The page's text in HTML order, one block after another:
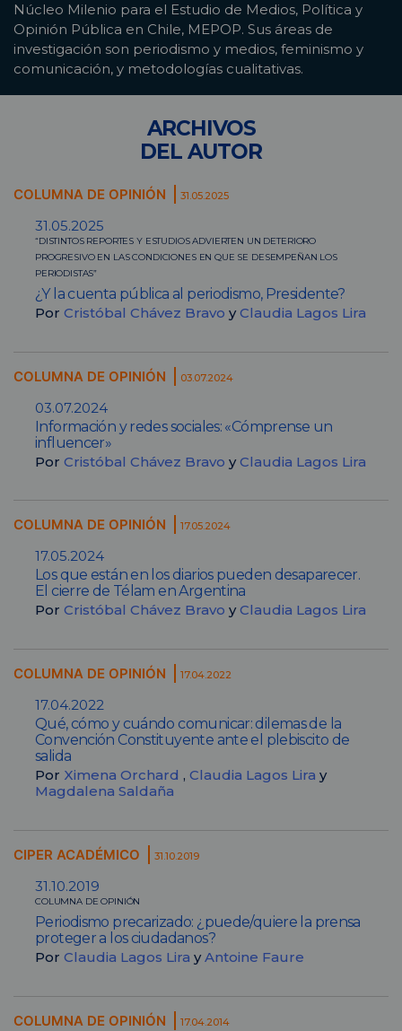
Núcleo Milenio para el Estudio de Medios, Política y
Opinión Pública en Chile, MEPOP. Sus áreas de
investigación son periodismo y medios, feminismo y
comunicación, y metodologías cualitativas.
ARCHIVOS
DEL AUTOR
COLUMNA DE OPINIÓN 31.05.2025
31.05.2025
“DISTINTOS REPORTES Y ESTUDIOS ADVIERTEN UN DETERIORO
PROGRESIVO EN LAS CONDICIONES EN QUE SE DESEMPEÑAN LOS
PERIODISTAS”
¿Y la cuenta pública al periodismo, Presidente?
Por Cristóbal Chávez Bravo yClaudia Lagos Lira
COLUMNA DE OPINIÓN 03.07.2024
03.07.2024
Información y redes sociales: «Cómprense un
influencer»
Por Cristóbal Chávez Bravo yClaudia Lagos Lira
COLUMNA DE OPINIÓN 17.05.2024
17.05.2024
Los que están en los diarios pueden desaparecer.
El cierre de Télam en Argentina
Por Cristóbal Chávez Bravo yClaudia Lagos Lira
COLUMNA DE OPINIÓN 17.04.2022
17.04.2022
Qué, cómo y cuándo comunicar: dilemas de la
Convención Constituyente ante el plebiscito de
salida
Por Ximena Orchard , Claudia Lagos Lira y
Magdalena Saldaña
CIPER ACADÉMICO 31.10.2019
31.10.2019
COLUMNA DE OPINIÓN
Periodismo precarizado: ¿puede/quiere la prensa
proteger a los ciudadanos?
Por Claudia Lagos Lira yAntoine Faure
COLUMNA DE OPINIÓN 17.04.2014